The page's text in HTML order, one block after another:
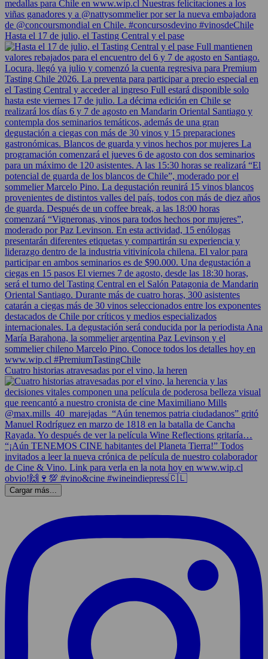
Hasta el 17 de julio, el Tasting Central y el pase
Cuatro historias atravesadas por el vino, la heren
Cargar más...